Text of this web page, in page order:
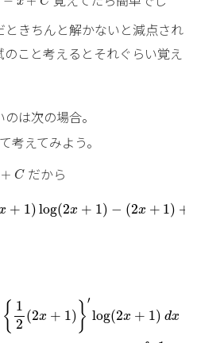
ときちんと解かないと減点され
こと考えるとそれぐらい覚え
は次の場合。
考えてみよう。
+ C だから
+ 1)log(2x + 1) − (2x + 1) +
{ 1
2
(2x + 1) }′
log(2x + 1) dx
1 2 ′log